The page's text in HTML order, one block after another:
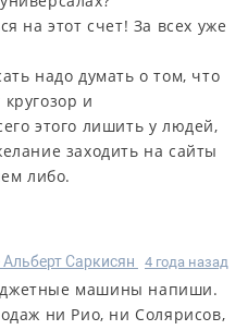
на этот счет! За всех уже
надо думать о том, что
и
этого лишить у людей,
заходить на сайты
либо.
Альберт Саркисян 4 года назад
машины напиши.
ни Рио, ни Солярисов,